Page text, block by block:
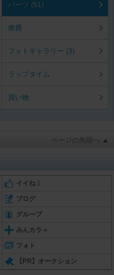
パーツ (51)
燃費
フォトギャラリー (3)
ラップタイム
買い物
ページの先頭へ ▲
イイね！
ブログ
グループ
みんカラ＋
フォト
【PR】オークション